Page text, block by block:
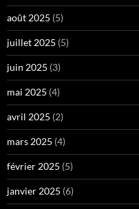
août 2025 (5)
juillet 2025 (5)
juin 2025 (3)
mai 2025 (4)
avril 2025 (2)
mars 2025 (4)
février 2025 (5)
janvier 2025 (6)